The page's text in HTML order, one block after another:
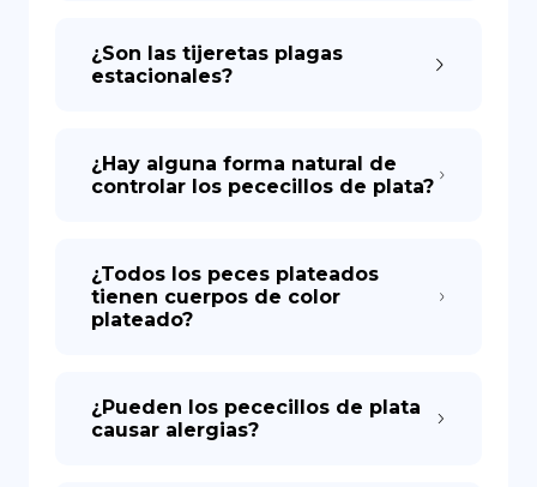
¿Son las tijeretas plagas
estacionales?
¿Hay alguna forma natural de
controlar los pececillos de plata?
¿Todos los peces plateados
tienen cuerpos de color
plateado?
¿Pueden los pececillos de plata
causar alergias?